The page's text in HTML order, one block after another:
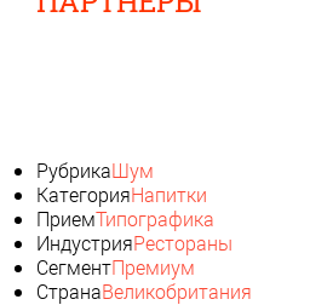
РубрикаШум
КатегорияНапитки
ПриемТипографика
ИндустрияРестораны
СегментПремиум
СтранаВеликобритания